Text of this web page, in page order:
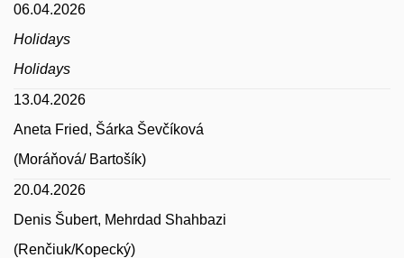
06.04.2026
Holidays
Holidays
13.04.2026
Aneta Fried, Šárka Ševčíková
(Moráňová/ Bartošík)
20.04.2026
Denis Šubert, Mehrdad Shahbazi
(Renčiuk/Kopecký)